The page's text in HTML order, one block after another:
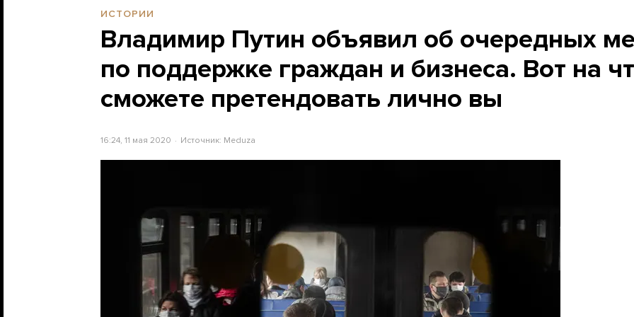
ИСТОРИИ
Владимир Путин объявил об очередных
по поддержке граждан и бизнеса. Вот на
сможете претендовать лично вы
16:24, 11 мая 2020 Источник: Meduza